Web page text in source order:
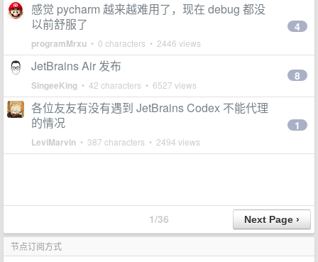
感觉 pycharm 越来越难用了，现在 debug 都没
以前舒服了
programMrxu • 0 characters • 2446 views
4
JetBrains Air 发布
SingeeKing • 42 characters • 6527 views
8
各位友友有没有遇到 JetBrains Codex 不能代理
的情况
LeviMarvin • 387 characters • 2494 views
1
1/36
节点订阅方式